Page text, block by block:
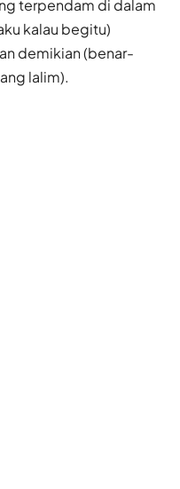
terpendam di dalam
kalau begitu)
demikian (benar-
lalim).